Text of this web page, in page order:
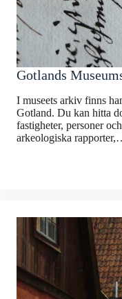
Gotlands
I museets arkiv finns
Gotland. Du kan hitta
fastigheter, personer
arkeologiska